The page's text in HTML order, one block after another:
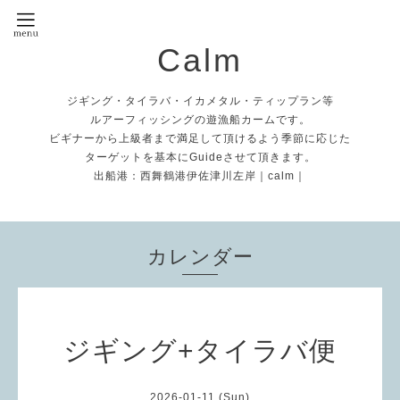
Calm
ジギング・タイラバ・イカメタル・ティップラン等
ルアーフィッシングの遊漁船カームです。
ビギナーから上級者まで満足して頂けるよう季節に応じた
ターゲットを基本にGuideさせて頂きます。
出船港：西舞鶴港伊佐津川左岸｜calm｜
カレンダー
ジギング+タイラバ便
2026-01-11 (Sun)